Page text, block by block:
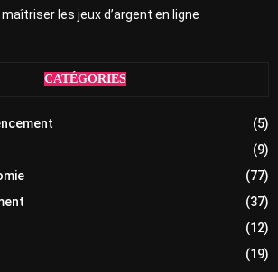
les jeux d’argent en ligne
CATÉGORIES
(5)
(9)
(77)
(37)
(12)
(19)